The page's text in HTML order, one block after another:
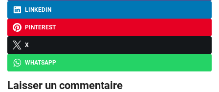
LINKEDIN
PINTEREST
X
WHATSAPP
Laisser un commentaire